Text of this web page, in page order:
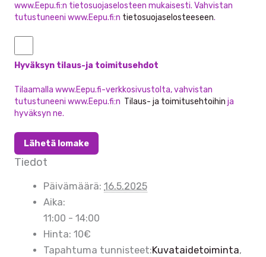
www.Eepu.fi:n tietosuojaselosteen mukaisesti. Vahvistan
tutustuneeni www.Eepu.fi:n tietosuojaselosteeseen.
Hyväksyn tilaus-ja toimitusehdot
Tilaamalla www.Eepu.fi-verkkosivustolta, vahvistan
tutustuneeni www.Eepu.fi:n Tilaus- ja toimitusehtoihin ja
hyväksyn ne.
Lähetä lomake
Tiedot
Päivämäärä: 16.5.2025
Aika:
11:00 - 14:00
Hinta: 10€
Tapahtuma tunnisteet:Kuvataidetoiminta,